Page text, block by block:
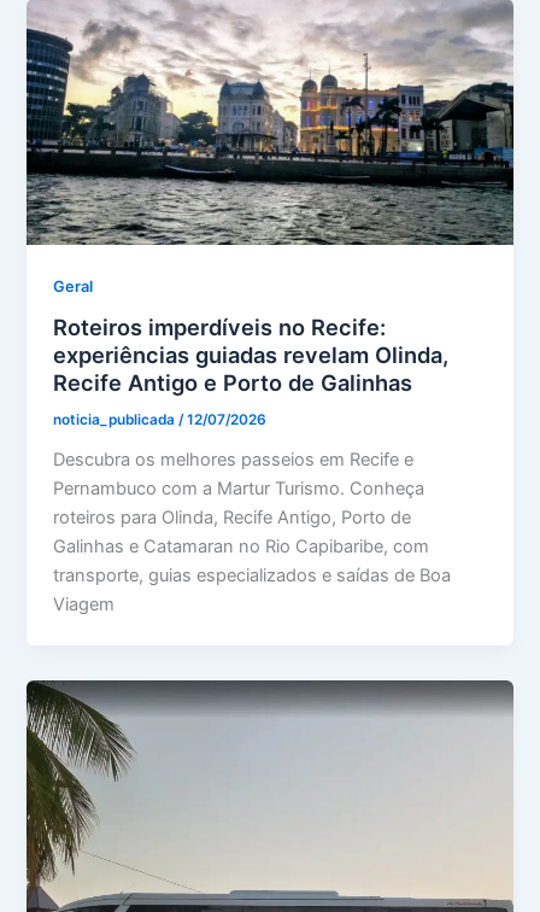
Geral
Roteiros imperdíveis no Recife:
experiências guiadas revelam Olinda,
Recife Antigo e Porto de Galinhas
noticia_publicada/12/07/2026
Descubra os melhores passeios em Recife e
Pernambuco com a Martur Turismo. Conheça
roteiros para Olinda, Recife Antigo, Porto de
Galinhas e Catamaran no Rio Capibaribe, com
transporte, guias especializados e saídas de Boa
Viagem